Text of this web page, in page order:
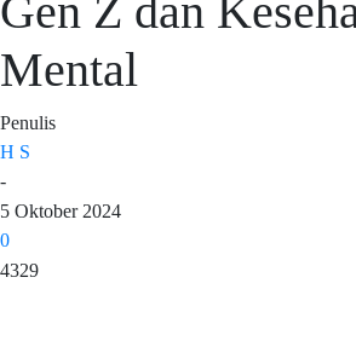
Gen Z dan
Mental
Penulis
H S
-
5 Oktober 2024
0
4329